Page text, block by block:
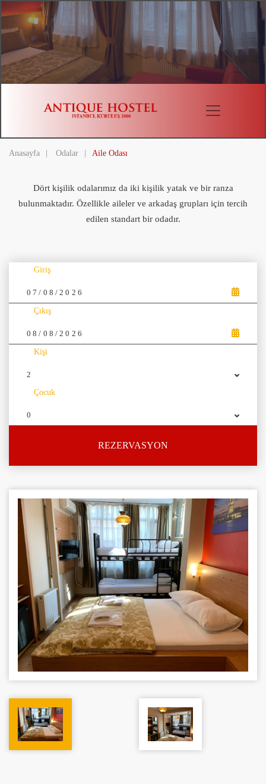
Anasayfa Odalar Aile Odası
Dört kişilik odalarımız da iki kişilik yatak ve bir ranza
bulunmaktadır. Özellikle aileler ve arkadaş grupları için tercih
edilen standart bir odadır.
Giriş
Çıkış
Kişi
2
Çocuk
0
REZERVASYON